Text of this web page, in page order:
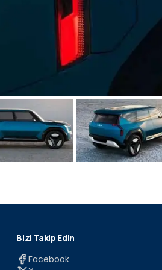
Bizi Takip Edin
Facebook